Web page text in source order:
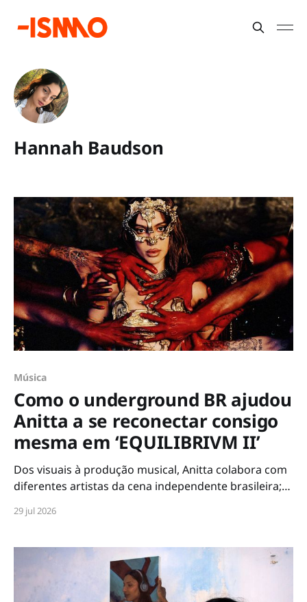
Hannah Baudson
Música
Como o underground BR ajudou
Anitta a se reconectar consigo
mesma em ‘EQUILIBRIVM II’
Dos visuais à produção musical, Anitta colabora com
diferentes artistas da cena independente brasileira;
29 jul 2026